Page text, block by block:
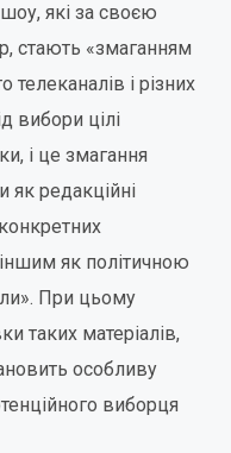
які за своєю
стають «змаганням
і різних
вибори цілі
і це змагання
як редакційні
як політичною
При цьому
таких матеріалів,
особливу
виборця